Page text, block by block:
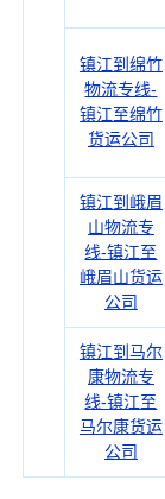
镇江到绵竹
物流专线-
镇江至绵竹
货运公司
镇江到峨眉
山物流专
线-镇江至
峨眉山货运
公司
镇江到马尔
康物流专
线-镇江至
马尔康货运
公司